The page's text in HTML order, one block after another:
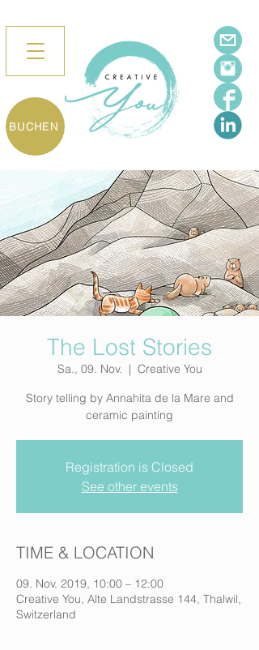
BUCHEN
The Lost Stories
Sa., 09. Nov.
  |
Creative You
Story telling by Annahita de la Mare and
ceramic painting
Registration is Closed
See other events
TIME & LOCATION
09. Nov. 2019, 10:00 – 12:00
Creative You, Alte Landstrasse 144, Thalwil,
Switzerland